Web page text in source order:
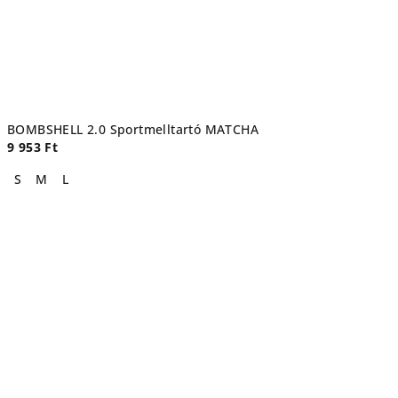
BOMBSHELL 2.0 Sportmelltartó MATCHA
9 953 Ft
S
M L